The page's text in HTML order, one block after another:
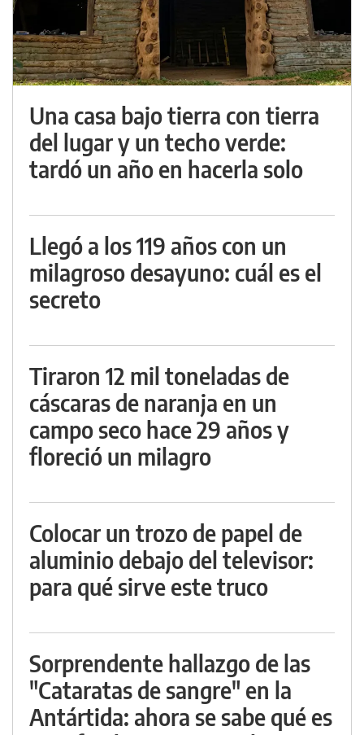
Una casa bajo tierra con tierra
del lugar y un techo verde:
tardó un año en hacerla solo
Llegó a los 119 años con un
milagroso desayuno: cuál es el
secreto
Tiraron 12 mil toneladas de
cáscaras de naranja en un
campo seco hace 29 años y
floreció un milagro
Colocar un trozo de papel de
aluminio debajo del televisor:
para qué sirve este truco
Sorprendente hallazgo de las
"Cataratas de sangre" en la
Antártida: ahora se sabe qué es